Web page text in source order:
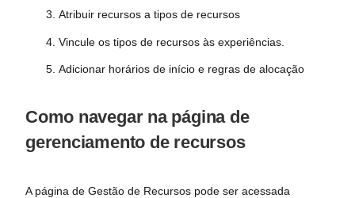
Atribuir recursos a tipos de recursos
Vincule os tipos de recursos às experiências.
Adicionar horários de início e regras de alocação
Como navegar na página de
gerenciamento de recursos
A página de Gestão de Recursos pode ser acessada